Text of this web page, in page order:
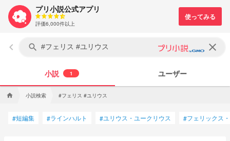
プリ小説公式アプリ
評価6,000件以上
keyboard_arrow_left search clear
小説 1 ユーザー
home 小説検索 #フェリス #ユリウス
#短編集 #ラインハルト #ユリウス・ユークリウス #フェリックス